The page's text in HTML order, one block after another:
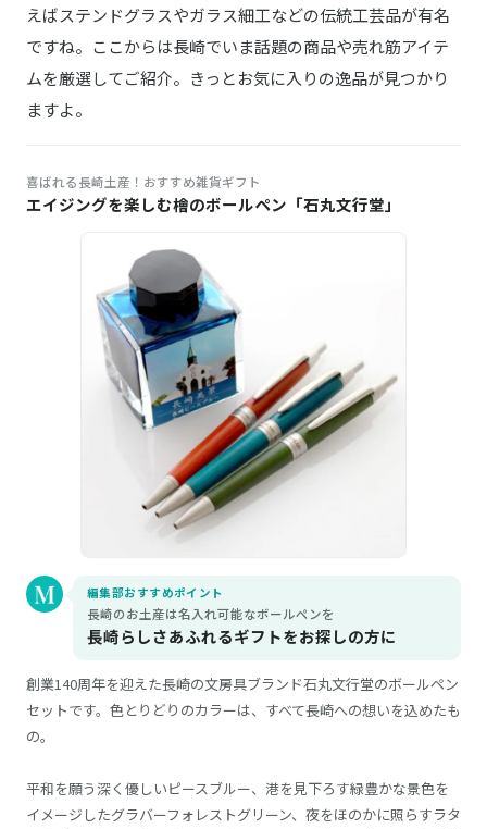
えばステンドグラスやガラス細工などの伝統工芸品が有名
ですね。ここからは長崎でいま話題の商品や売れ筋アイテ
ムを厳選してご紹介。きっとお気に入りの逸品が見つかり
ますよ。
喜ばれる長崎土産！おすすめ雑貨ギフト
エイジングを楽しむ檜のボールペン「石丸文行堂」
編集部おすすめポイント
長崎のお土産は名入れ可能なボールペンを
長崎らしさあふれるギフトをお探しの方に
創業140周年を迎えた長崎の文房具ブランド石丸文行堂のボールペン
セットです。色とりどりのカラーは、すべて長崎への想いを込めたも
の。
平和を願う深く優しいピースブルー、港を見下ろす緑豊かな景色を
イメージしたグラバーフォレストグリーン、夜をほのかに照らすラタ